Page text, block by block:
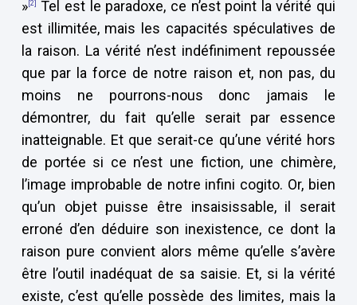
» [2]
Tel est le paradoxe, ce n’est point la vérité qui
est illimitée, mais les capacités spéculatives de
la raison. La vérité n’est indéfiniment repoussée
que par la force de notre raison et, non pas, du
moins ne pourrons-nous donc jamais le
démontrer, du fait qu’elle serait par essence
inatteignable. Et que serait-ce qu’une vérité hors
de portée si ce n’est une fiction, une chimère,
l’image improbable de notre infini cogito. Or, bien
qu’un objet puisse être insaisissable, il serait
erroné d’en déduire son inexistence, ce dont la
raison pure convient alors même qu’elle s’avère
être l’outil inadéquat de sa saisie. Et, si la vérité
existe, c’est qu’elle possède des limites, mais la